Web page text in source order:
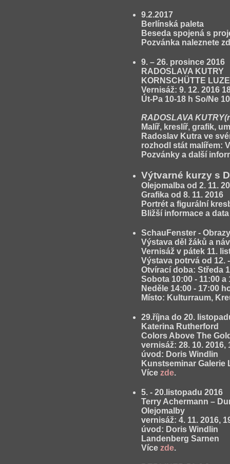
9.2.2017
Berlínská paleta
Beseda spojená s
Pozvánka naleznete
9. – 26. prosince 2016
RADOSLAVA KUTRY
KORNSCHÜTTE
Vernisáž: 9. 12. 2016
Út-Pa 10-18 h So/Ne
RADOSLAVA
Malíř, kreslíř, grafik,
Radoslav Kutra ve
rozhodl stát malířem:
Pozvánky a další
Výtvarné kurzy s
Olejomalba od 2. 11.
Grafika od 8. 11. 2016
Portrét a figurální
Bližší informace a
SchauFenster -
Výstava děl žáků a
Vernisáž v pátek 11.
Výstava potrvá od 12.
Otvírací doba: Středa
Sobota 10:00 - 11:00
Neděle 14:00 - 17:00
Místo: Kulturraum,
29.října do 20.
Katerina Rutherford
Colors Above The
vernisáž: 28. 10. 2016,
úvod: Doris Windlin
Kunstseminar Galerie
Více zde.
5. - 20.listopadu 2016
Terry Achermann –
Olejomalby
vernisáž: 4. 11. 2016,
úvod: Doris Windlin
Landenberg Sarnen
Více zde.